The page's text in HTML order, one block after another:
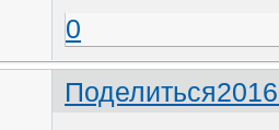
0
Поделиться